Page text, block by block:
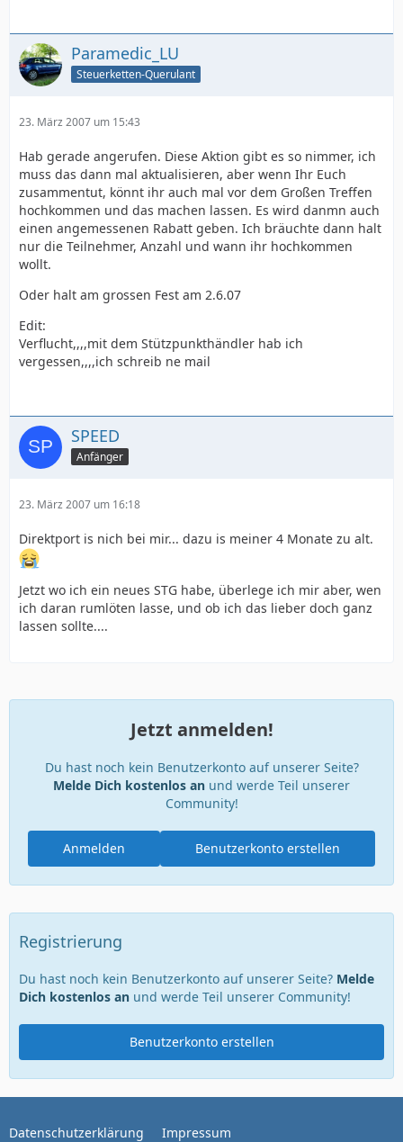
Paramedic_LU
Steuerketten-Querulant
23. März 2007 um 15:43
Hab gerade angerufen. Diese Aktion gibt es so nimmer, ich
muss das dann mal aktualisieren, aber wenn Ihr Euch
zusammentut, könnt ihr auch mal vor dem Großen Treffen
hochkommen und das machen lassen. Es wird danmn auch
einen angemessenen Rabatt geben. Ich bräuchte dann halt
nur die Teilnehmer, Anzahl und wann ihr hochkommen
wollt.
Oder halt am grossen Fest am 2.6.07
Edit:
Verflucht,,,,mit dem Stützpunkthändler hab ich
vergessen,,,,ich schreib ne mail
SPEED
Anfänger
23. März 2007 um 16:18
Direktport is nich bei mir... dazu is meiner 4 Monate zu alt.
Jetzt wo ich ein neues STG habe, überlege ich mir aber, wen
ich daran rumlöten lasse, und ob ich das lieber doch ganz
lassen sollte....
Jetzt anmelden!
Du hast noch kein Benutzerkonto auf unserer Seite?
Melde Dich kostenlos an und werde Teil unserer
Community!
Benutzerkonto erstellen
Anmelden
Registrierung
Du hast noch kein Benutzerkonto auf unserer Seite? Melde
Dich kostenlos an und werde Teil unserer Community!
Benutzerkonto erstellen
Datenschutzerklärung Impressum